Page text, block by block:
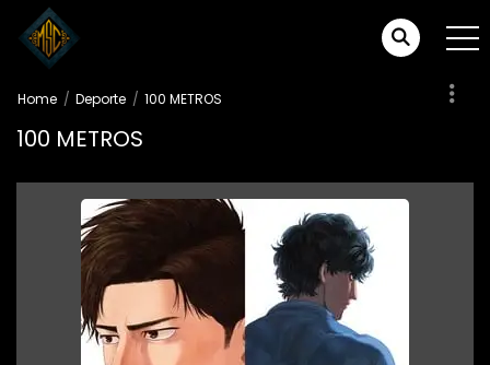
Home Deporte 100 METROS
100 METROS